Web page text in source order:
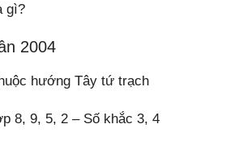
gì?
2004
hướng Tây tứ trạch
8, 9, 5, 2 – Số khắc 3, 4